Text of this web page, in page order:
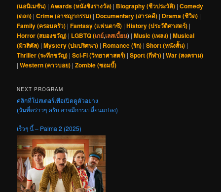
(แอนิเมชัน) |Awards (หนังชิงรางวัล) | Biography (ชีวประวัติ) |Comedy
(ตลก) |Crime (อาชญากรรม) | Documentary (สารคดี) | Drama (ชีวิต) |
Family (ครอบครัว) |Fantasy (แฟนตาซี) |History (ประวัติศาสตร์) |
Horror (สยองขวัญ) | LGBTQ (เกย์,เลสเบี้ยน) |Music (เพลง) |Musical
(มิวสิคัล) |Mystery (ปมปริศนา) | Romance (รัก) |Short (หนังสั้น) |
Thriller (ระทึกขวัญ) |Sci-Fi (วิทยาศาสตร์) |Sport (กีฬา) |War (สงคราม)
|Western (คาวบอย) |Zombie (ซอมบี้)
NEXT PROGRAM
คลิกที่โปสเตอร์เพื่อเปิดดูตัวอย่าง
(วันที่คร่าวๆ ครับ อาจมีการเปลี่ยนแปลง)
เร็วๆ นี้ – Palma 2 (2025)